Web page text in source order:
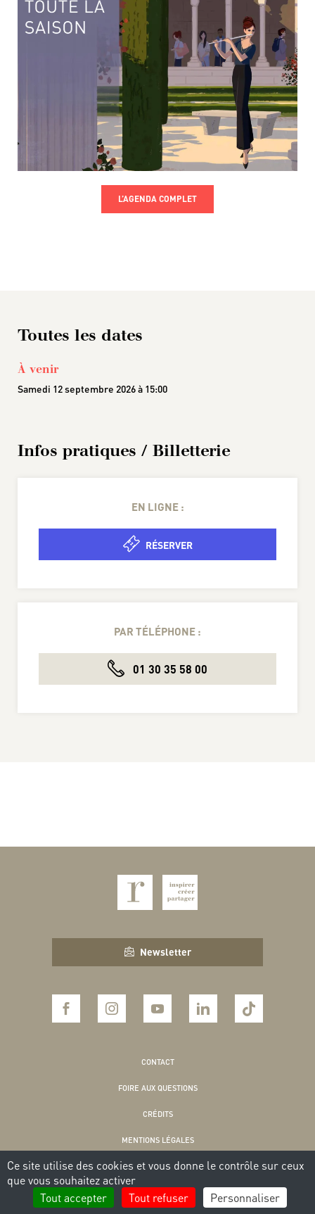
L’AGENDA COMPLET
Toutes les dates
À venir
Samedi 12 septembre 2026 à 15:00
Infos pratiques / Billetterie
EN LIGNE :
RÉSERVER
PAR TÉLÉPHONE :
01 30 35 58 00
Newsletter
CONTACT
FOIRE AUX QUESTIONS
CRÉDITS
MENTIONS LÉGALES
POLITIQUE DE CONFIDENTIALITÉ
COOKIES
Ce site utilise des cookies et vous donne le contrôle sur ceux
que vous souhaitez activer
Tout accepter
Tout refuser Personnaliser